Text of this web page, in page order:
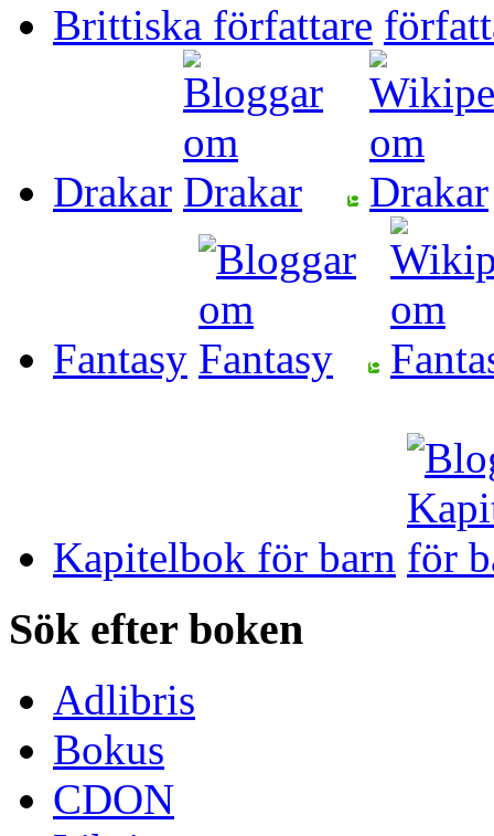
Brittiska författare
Drakar
Fantasy
Kapitelbok för barn
Sök efter boken
Adlibris
Bokus
CDON